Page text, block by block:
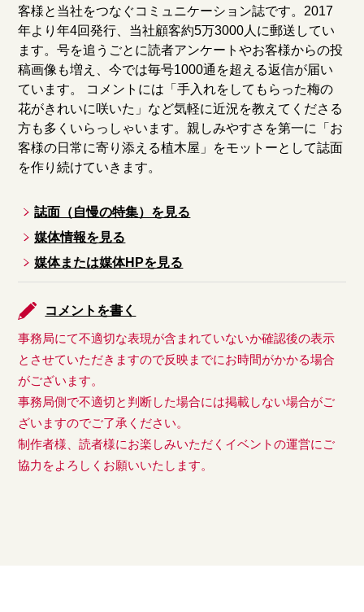
客様と当社をつなぐコミュニケーション誌です。2017
年より年4回発行、当社顧客約5万3000人に郵送してい
ます。号を追うごとに読者アンケートやお客様からの投
稿画像も増え、今では毎号1000通を超える返信が届い
ています。 コメントには「手入れをしてもらった梅の
花がきれいに咲いた」など気軽に近況を教えてくださる
方も多くいらっしゃいます。親しみやすさを第一に「お
客様の日常に寄り添える植木屋」をモットーとして誌面
を作り続けていきます。
誌面（自慢の特集）を見る
媒体情報を見る
媒体または媒体HPを見る
コメントを書く
事務局にて不適切な表現が含まれていないか確認後の表示
とさせていただきますので反映までにお時間がかかる場合
がございます。
事務局側で不適切と判断した場合には掲載しない場合がご
ざいますのでご了承ください。
制作者様、読者様にお楽しみいただくイベントの運営にご
協力をよろしくお願いいたします。